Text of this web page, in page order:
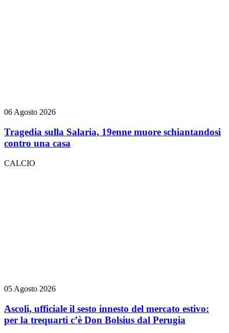
06 Agosto 2026
Tragedia sulla Salaria, 19enne muore schiantandosi
contro una casa
CALCIO
05 Agosto 2026
Ascoli, ufficiale il sesto innesto del mercato estivo:
per la trequarti c’è Don Bolsius dal Perugia